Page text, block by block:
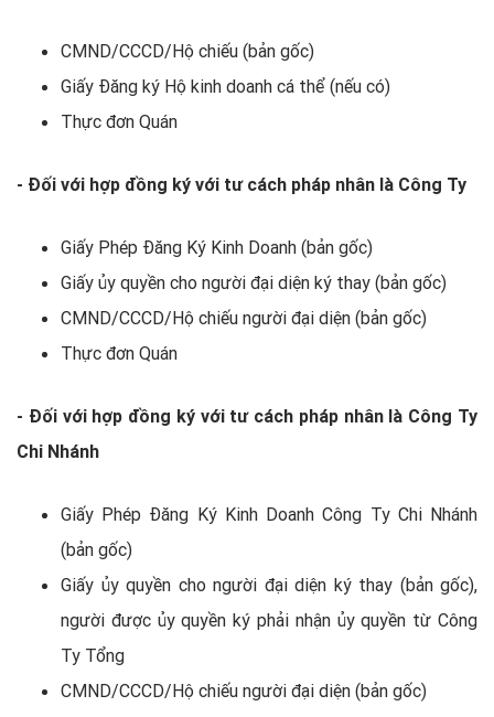
CMND/CCCD/Hộ chiếu (bản gốc)
Giấy Đăng ký Hộ kinh doanh cá thể (nếu có)
Thực đơn Quán
- Đối với hợp đồng ký với tư cách pháp nhân là Công Ty
Giấy Phép Đăng Ký Kinh Doanh (bản gốc)
Giấy ủy quyền cho người đại diện ký thay (bản gốc)
CMND/CCCD/Hộ chiếu người đại diện (bản gốc)
Thực đơn Quán
- Đối với hợp đồng ký với tư cách pháp nhân là Công Ty
Chi Nhánh
Giấy Phép Đăng Ký Kinh Doanh Công Ty Chi Nhánh
(bản gốc)
Giấy ủy quyền cho người đại diện ký thay (bản gốc),
người được ủy quyền ký phải nhận ủy quyền từ Công
Ty Tổng
CMND/CCCD/Hộ chiếu người đại diện (bản gốc)